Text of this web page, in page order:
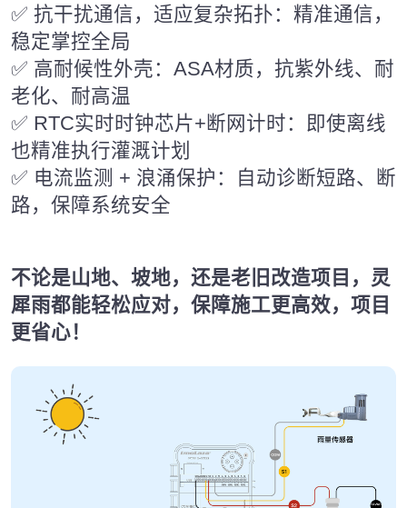
✅ 抗干扰通信，适应复杂拓扑：精准通信，
稳定掌控全局
✅ 高耐候性外壳：ASA材质，抗紫外线、耐
老化、耐高温
✅ RTC实时时钟芯片+断网计时：即使离线
也精准执行灌溉计划
✅ 电流监测 + 浪涌保护：自动诊断短路、断
路，保障系统安全
不论是山地、坡地，还是老旧改造项目，灵
犀雨都能轻松应对，保障施工更高效，项目
更省心！